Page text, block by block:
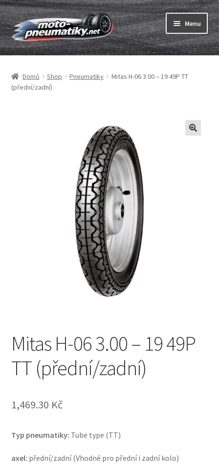
Přeskočit
na
navigaci
Přejít
k
obsahu
webu
Menu
Pneumatiky
Expand
Duše & ráfkové pásky
menu
Domů Shop Pneumatiky
Mitas H-06 3.00 – 19 49P TT
(přední/zadní)
Mitas H-06 3.00 – 19 49P
TT (přední/zadní)
1,469.30 Kč
Typ pneumatiky: Tube type (TT)
axel: přední/zadní (Vhodné pro přední i zadní kolo)